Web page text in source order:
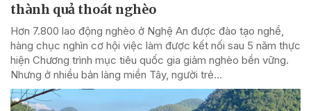
thành quả thoát nghèo
Hơn 7.800 lao động nghèo ở Nghệ An được đào tạo nghề,
hàng chục nghìn cơ hội việc làm được kết nối sau 5 năm thực
hiện Chương trình mục tiêu quốc gia giảm nghèo bền vững.
Nhưng ở nhiều bản làng miền Tây, người trẻ...